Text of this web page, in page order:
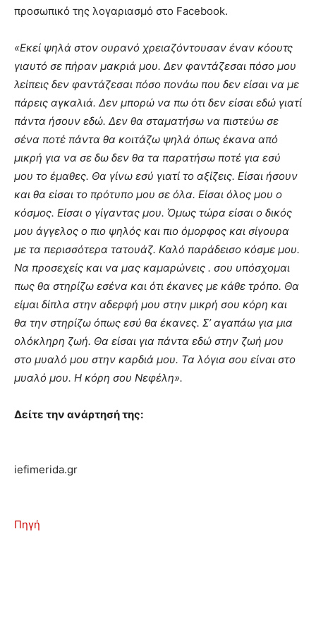
προσωπικό της λογαριασμό στο Facebook.
«Εκεί ψηλά στον ουρανό χρειαζόντουσαν έναν κόουτς
γιαυτό σε πήραν μακριά μου. Δεν φαντάζεσαι πόσο μου
λείπεις δεν φαντάζεσαι πόσο πονάω που δεν είσαι να με
πάρεις αγκαλιά. Δεν μπορώ να πω ότι δεν είσαι εδώ γιατί
πάντα ήσουν εδώ. Δεν θα σταματήσω να πιστεύω σε
σένα ποτέ πάντα θα κοιτάζω ψηλά όπως έκανα από
μικρή για να σε δω δεν θα τα παρατήσω ποτέ για εσύ
μου το έμαθες. Θα γίνω εσύ γιατί το αξίζεις. Είσαι ήσουν
και θα είσαι το πρότυπο μου σε όλα. Είσαι όλος μου ο
κόσμος. Είσαι ο γίγαντας μου. Όμως τώρα είσαι ο δικός
μου άγγελος ο πιο ψηλός και πιο όμορφος και σίγουρα
με τα περισσότερα τατουάζ. Καλό παράδεισο κόσμε μου.
Να προσεχείς και να μας καμαρώνεις . σου υπόσχομαι
πως θα στηρίζω εσένα και ότι έκανες με κάθε τρόπο. Θα
είμαι δίπλα στην αδερφή μου στην μικρή σου κόρη και
θα την στηρίζω όπως εσύ θα έκανες. Σ’ αγαπάω για μια
ολόκληρη ζωή. Θα είσαι για πάντα εδώ στην ζωή μου
στο μυαλό μου στην καρδιά μου. Τα λόγια σου είναι στο
μυαλό μου. Η κόρη σου Νεφέλη».
Δείτε την ανάρτησή της:
iefimerida.gr
Πηγή